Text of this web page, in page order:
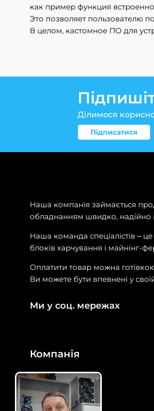
как пример функция
Это позволяет пользователю
В целом, кастомное ПО для
Ділимося
Підписатися
Наша компанія займається
обладнанням швидко, надійно і
Наша команда спеціалістів –
блоків харчування і майнінг-
Оплатити товар можна
Ви можете бути впевнені у
Ми у соц. мережах
Компанія
Майнінг під ключ
Прошивка ASIC
Дата-центр